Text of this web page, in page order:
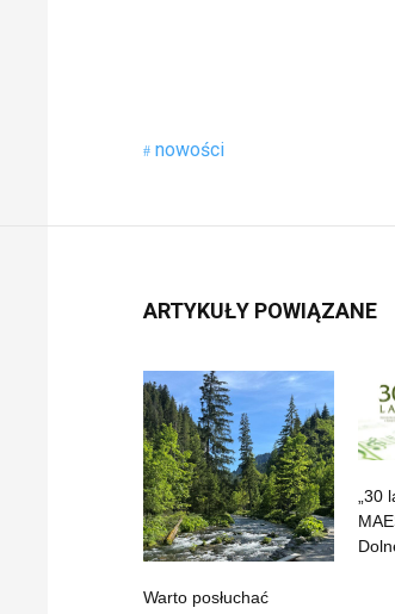
nowości
ARTYKUŁY POWIĄZANE
Warto posłuchać
„30